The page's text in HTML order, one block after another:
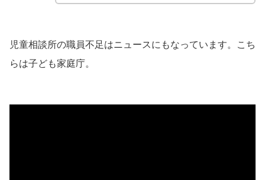
児童相談所の職員不足はニュースにもなっています。こち
らは子ども家庭庁。